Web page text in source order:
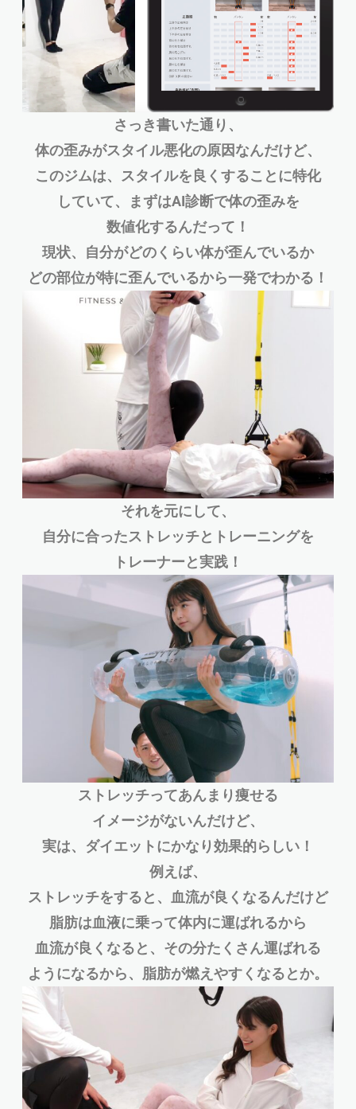
さっき書いた通り、
体の歪みがスタイル悪化の原因なんだけど、
このジムは、スタイルを良くすることに特化
していて、まずはAI診断で体の歪みを
数値化するんだって！
現状、自分がどのくらい体が歪んでいるか
どの部位が特に歪んでいるから一発でわかる！
それを元にして、
自分に合ったストレッチとトレーニングを
トレーナーと実践！
ストレッチってあんまり痩せる
イメージがないんだけど、
実は、ダイエットにかなり効果的らしい！
例えば、
ストレッチをすると、血流が良くなるんだけど
脂肪は血液に乗って体内に運ばれるから
血流が良くなると、その分たくさん運ばれる
ようになるから、脂肪が燃えやすくなるとか。